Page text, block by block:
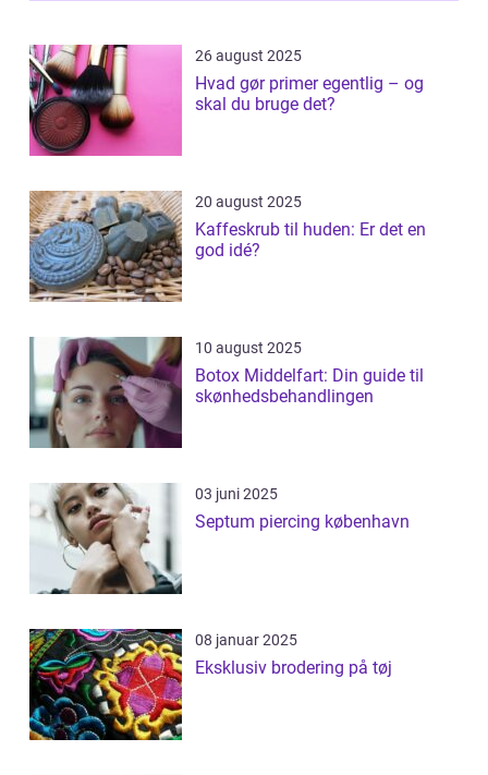
26 august 2025
Hvad gør primer egentlig – og
skal du bruge det?
20 august 2025
Kaffeskrub til huden: Er det en
god idé?
10 august 2025
Botox Middelfart: Din guide til
skønhedsbehandlingen
03 juni 2025
Septum piercing københavn
08 januar 2025
Eksklusiv brodering på tøj